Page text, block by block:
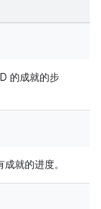
的成就的步
就的进度。